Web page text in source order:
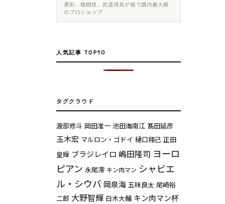
柔術、格闘技、武道用具が揃う国内最大級
のプロショップ
人気記事 TOP10
タグクラウド
渡部修斗 岡田准一 池田海南江 髙田延彦
玉木宏 マルロン・ゴドイ 樋口翔己 正田
皇輝 ブラジレイロ 嶋田隆司 ヨーロ
ピアン 永尾澪 キン肉マン シャビエ
ル・シウバ 岡泉海 五味良太 尾崎裕
二郎 大野智輝 白木大輔 キン肉マン杯